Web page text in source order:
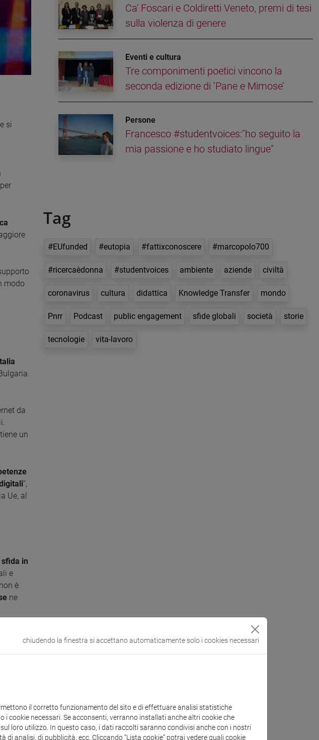
si
modo
da
un
”,
Ue, al
sfida in
e
è
ne
di
Ca' Foscari e Coldiretti Veneto, premi di tesi
sulla violenza di genere
Eventi e cultura
Tre componimenti poetici vincono la
seconda edizione di ‘Pane e Mimose’
Persone
Francesco #studentvoices:"ho seguito la
mia passione e ho studiato lingue"
Tag
#EUfunded #eutopia #fattixconoscere #marcopolo700
#ricercaèdonna #studentvoices ambiente aziende civiltà
coronavirus cultura didattica Knowledge Transfer mondo
Pnrr Podcast public engagement sfide globali società storie
tecnologie vita-lavoro
chiudendo la finestra si accettano automaticamente solo i cookies necessari
il corretto funzionamento del sito e di effettuare analisi statistiche
cookie necessari. Se acconsenti, verranno installati anche altri cookie che
loro utilizzo. In questo caso, i dati raccolti saranno condivisi anche con i nostri
analisi, di pubblicità, ecc. Cliccando “Lista cookie” potrai vedere quali cookie